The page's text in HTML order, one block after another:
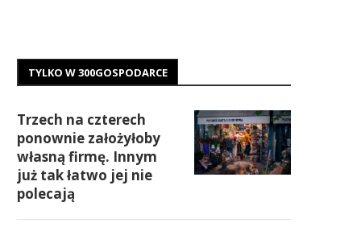
TYLKO W 300GOSPODARCE
Trzech na czterech
ponownie założyłoby
własną firmę. Innym
już tak łatwo jej nie
polecają